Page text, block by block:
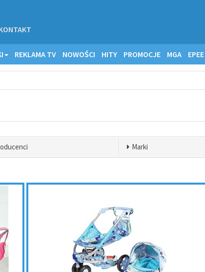
REKLAMA TV NOWOŚCI HITY PROMOCJE MGA EPEE
Marki